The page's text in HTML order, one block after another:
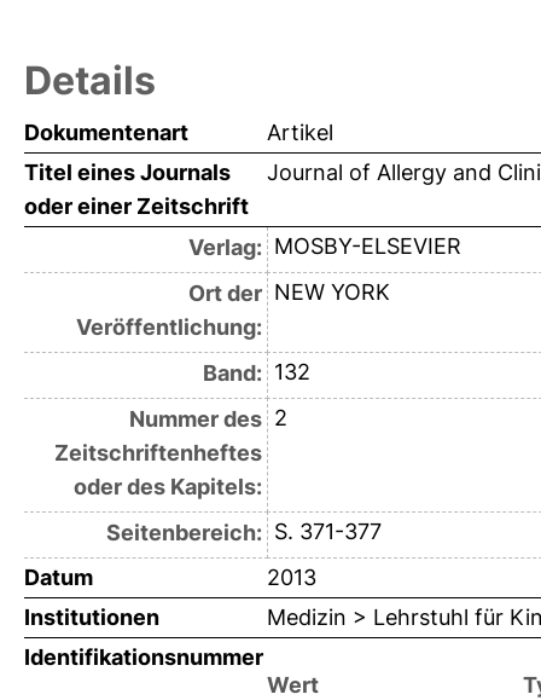
Details
Dokumentenart
Artikel
Titel eines Journals
oder einer Zeitschrift
Journal of Allergy and
Verlag: MOSBY-ELSEVIER
Ort der
Veröffentlichung:
NEW YORK
Band: 132
Nummer des
Zeitschriftenheftes
oder des Kapitels:
2
Seitenbereich: S. 371-377
Datum
2013
Institutionen
Medizin > Lehrstuhl für
Identifikationsnummer
Wert